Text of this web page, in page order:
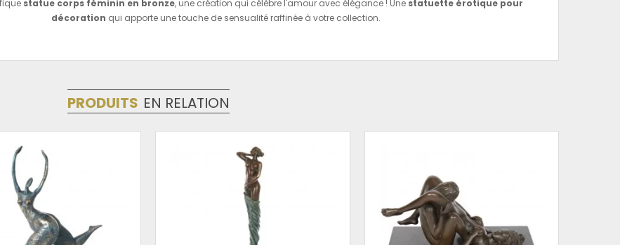
statue corps féminin en bronze, une création qui célèbre l'amour avec élégance ! Une statuette érotique pour
décoration qui apporte une touche de sensualité raffinée à votre collection.
PRODUITS EN RELATION